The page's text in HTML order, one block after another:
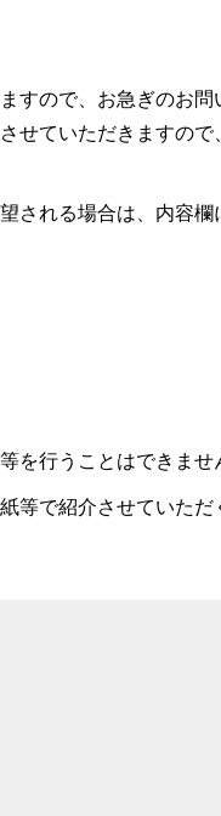
ので、お急ぎのお
せていただきますので
れる場合は、内容欄
を行うことはできませ
等で紹介させていただ